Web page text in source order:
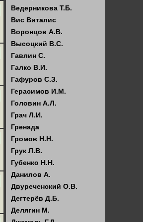
Ведерникова Т.Б.
Вис Виталис
Воронцов А.В.
Высоцкий В.С.
Гавлин С.
Галко В.И.
Гафуров С.З.
Герасимов И.М.
Головин А.Л.
Грач Л.И.
Гренада
Громов Н.Н.
Грук Л.В.
Губенко Н.Н.
Данилов А.
Двуреченский О.В.
Дегтерёв Д.Б.
Делягин М.